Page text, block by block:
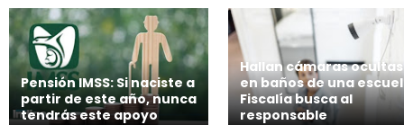
Pensión IMSS: Si naciste a
partir de este año, nunca
tendrás este apoyo
Hallan cámaras ocultas
en baños de una
Fiscalía busca al
responsable